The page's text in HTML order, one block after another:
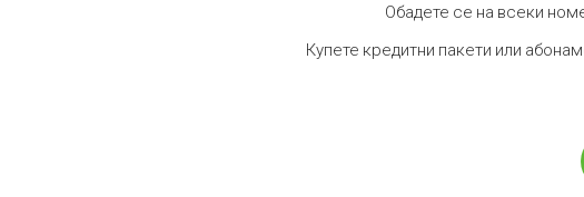
Обадете се на всеки
Купете кредитни пакети или